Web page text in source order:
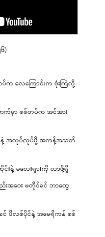
)
ပ်က လေကြောင်းက ဗုံးကြဲလို့
ဘက်မှာ စစ်တပ်က အင်အား
ေးနဲ့ အလုပ်လုပ်ဖို့ အကန့်အသတ်
ထိုင်းနဲ့ မလေးရှားကို လာဖို့ရှိ
အဝေး မတိုင်ခင် ဘာတွေ
င် ဖိလစ်ပိုင်နဲ့ အမေရိကန် စစ်